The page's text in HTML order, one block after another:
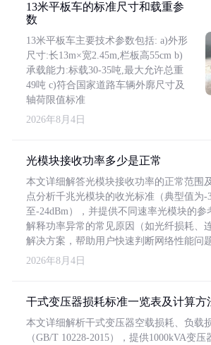
13米平板车的标准尺寸和载重参
数
13米平板车主要技术参数包括: a)外形
尺寸:长13m×宽2.45m,栏板高55cm b)
承载能力:标载30-35吨,最大允许总重
49吨 c)符合国家道路车辆外廓尺寸及
轴荷限值标准
2026年8月4日
光模块接收功率多少是正常
本文详细解答光模块接收功率的正常范围
点分析千兆光模块的收光标准（典型值为-
至-24dBm），并提供不同速率光模块的参
解释功率异常的常见原因（如光纤损耗、
解决方案，帮助用户快速判断网络性能问题
2026年8月4日
干式变压器损耗标准一览表及计算方
本文详细解析干式变压器空载损耗、负载
（GB/T 10228-2015），提供1000kVA变